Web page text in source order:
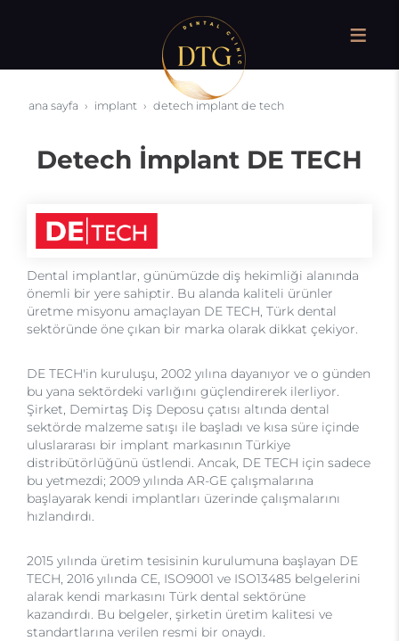
ana sayfa i̇mplant detech i̇mplant de tech
Detech İmplant DE TECH
Dental implantlar, günümüzde diş hekimliği alanında
önemli bir yere sahiptir. Bu alanda kaliteli ürünler
üretme misyonu amaçlayan DE TECH, Türk dental
sektöründe öne çıkan bir marka olarak dikkat çekiyor.
DE TECH'in kuruluşu, 2002 yılına dayanıyor ve o günden
bu yana sektördeki varlığını güçlendirerek ilerliyor.
Şirket, Demirtaş Diş Deposu çatısı altında dental
sektörde malzeme satışı ile başladı ve kısa süre içinde
uluslararası bir implant markasının Türkiye
distribütörlüğünü üstlendi. Ancak, DE TECH için sadece
bu yetmezdi; 2009 yılında AR-GE çalışmalarına
başlayarak kendi implantları üzerinde çalışmalarını
hızlandırdı.
2015 yılında üretim tesisinin kurulumuna başlayan DE
TECH, 2016 yılında CE, ISO9001 ve ISO13485 belgelerini
alarak kendi markasını Türk dental sektörüne
kazandırdı. Bu belgeler, şirketin üretim kalitesi ve
standartlarına verilen resmi bir onaydı.